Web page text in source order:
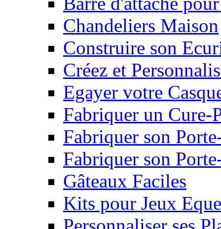
Chandeliers Maison
Construire son
Créez et
Egayer votre
Fabriquer un Cure-
Fabriquer son
Fabriquer son
Gâteaux Faciles
Kits pour Jeux